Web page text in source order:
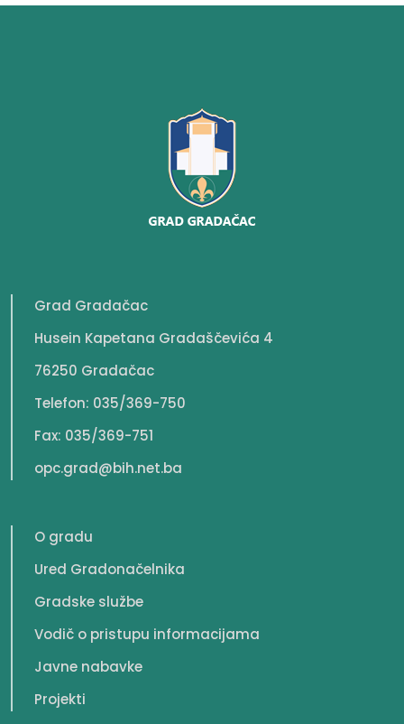
Grad Gradačac
Husein Kapetana Gradaščevića 4
76250 Gradačac
Telefon: 035/369-750
Fax: 035/369-751
opc.grad@bih.net.ba
O gradu
Ured Gradonačelnika
Gradske službe
Vodič o pristupu informacijama
Javne nabavke
Projekti